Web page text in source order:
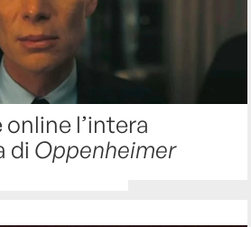
l’intera
di Oppenheimer